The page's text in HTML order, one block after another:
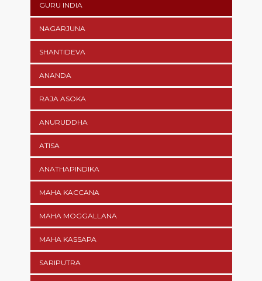
GURU INDIA
NAGARJUNA
SHANTIDEVA
ANANDA
RAJA ASOKA
ANURUDDHA
ATISA
ANATHAPINDIKA
MAHA KACCANA
MAHA MOGGALLANA
MAHA KASSAPA
SARIPUTRA